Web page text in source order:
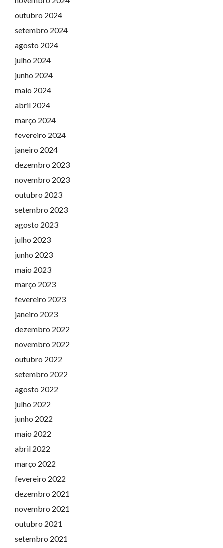
outubro 2024
setembro 2024
agosto 2024
julho 2024
junho 2024
maio 2024
abril 2024
março 2024
fevereiro 2024
janeiro 2024
dezembro 2023
novembro 2023
outubro 2023
setembro 2023
agosto 2023
julho 2023
junho 2023
maio 2023
março 2023
fevereiro 2023
janeiro 2023
dezembro 2022
novembro 2022
outubro 2022
setembro 2022
agosto 2022
julho 2022
junho 2022
maio 2022
abril 2022
março 2022
fevereiro 2022
dezembro 2021
novembro 2021
outubro 2021
setembro 2021